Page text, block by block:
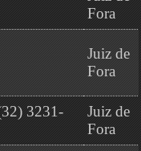
Fora
Juiz de
Fora
3231-
Juiz de
Fora